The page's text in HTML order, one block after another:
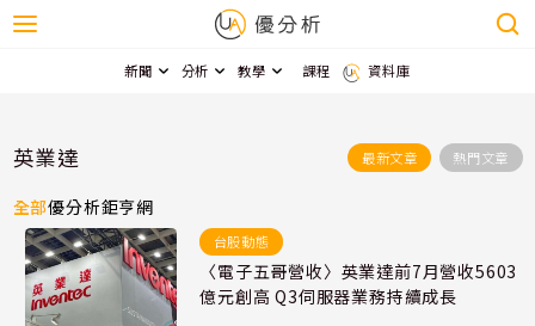
新聞 分析 教學 課程 資料庫
英業達 最新文章 熱門文章
全部優分析鉅亨網
台股動態
〈電子五哥營收〉英業達前7月營收5603
億元創高 Q3伺服器業務持續成長